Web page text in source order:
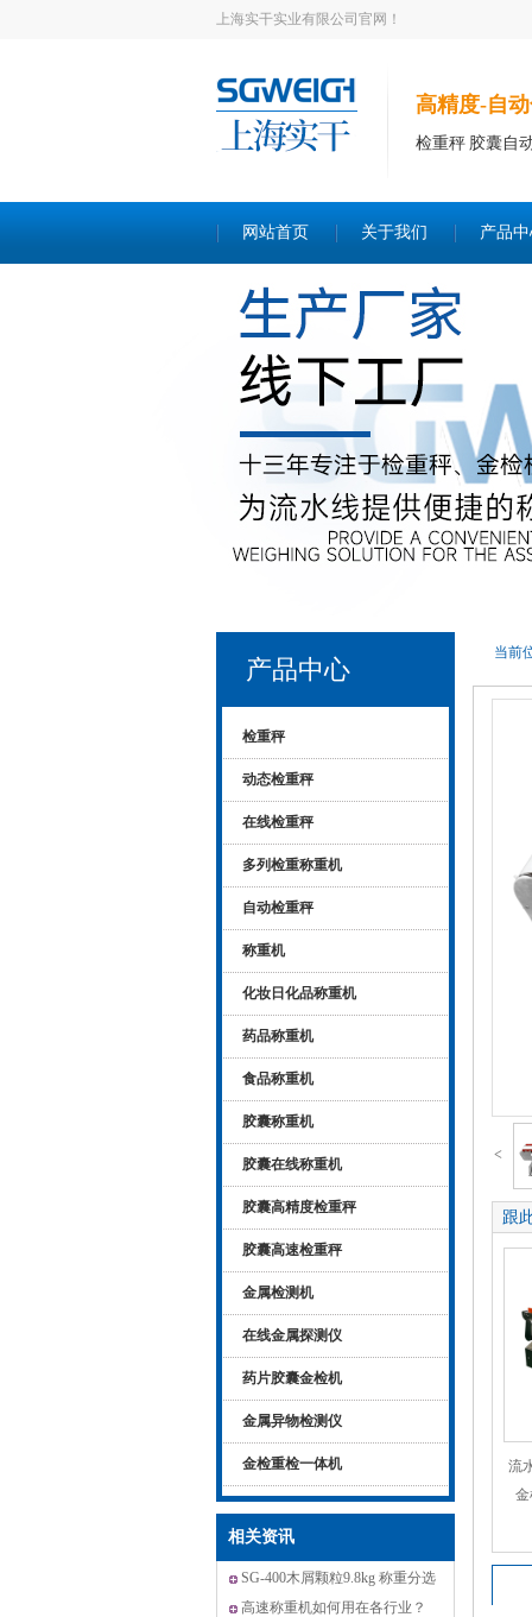
上海实干实业有限公司官网！
高精度-自
检重秤 胶囊自
网站首页 关于我们 产品
产品中心
检重秤
动态检重秤
在线检重秤
多列检重称重机
自动检重秤
称重机
化妆日化品称重机
药品称重机
食品称重机
胶囊称重机
胶囊在线称重机
胶囊高精度检重秤
胶囊高速检重秤
金属检测机
在线金属探测仪
药片胶囊金检机
金属异物检测仪
金检重检一体机
相关资讯
SG-400木屑颗粒9.8kg 称重分选
机,动态选别秤方案
高速称重机如何用在各行业？
当前
<
跟
流